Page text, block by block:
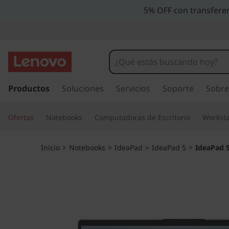
5% OFF con
r
c
Productos Soluciones Servicios Soporte
Ofertas Notebooks Computadoras de Escritorio
Inicio > Notebooks > IdeaPad > IdeaPad 5 > IdeaPad